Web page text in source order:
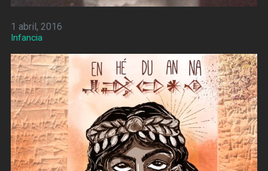
1 abril, 2016
Infancia